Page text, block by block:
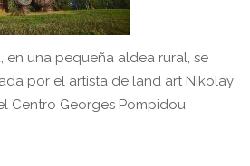
en una pequeña aldea rural, se
por el artista de land art Nikolay
Centro Georges Pompidou